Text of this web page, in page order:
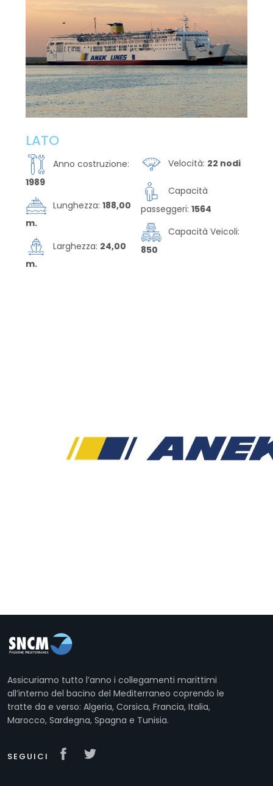
LATO
Anno costruzione:
1989
Lunghezza: 188,00
m.
Larghezza: 24,00
m.
Velocità: 22 nodi
Capacità
passeggeri: 1564
Capacità Veicoli:
850
Assicuriamo tutto l’anno i collegamenti marittimi
all’interno del bacino del Mediterraneo coprendo le
tratte da e verso: Algeria, Corsica, Francia, Italia,
Marocco, Sardegna, Spagna e Tunisia.
SEGUICI